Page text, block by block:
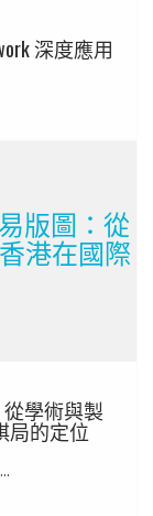
深度應用
版圖：從
港在國際
學術與製
局的定位